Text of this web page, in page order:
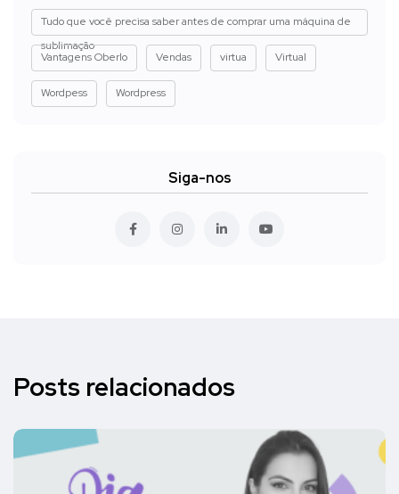
Tudo que você precisa saber antes de comprar uma máquina de
sublimação
Vantagens Oberlo
Vendas virtua Virtual
Wordpess Wordpress
Siga-nos
Posts relacionados